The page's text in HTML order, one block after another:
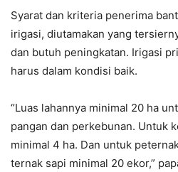
Syarat dan kriteria penerima
irigasi, diutamakan yang
dan butuh peningkatan. Irigasi
harus dalam kondisi baik.
“Luas lahannya minimal 20 ha
pangan dan perkebunan. Untuk
minimal 4 ha. Dan untuk
ternak sapi minimal 20 ekor,”